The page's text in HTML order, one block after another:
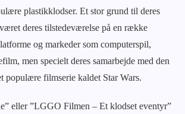
plastikklodser. Et stor grund til deres
deres tilstedeværelse på en række
og markeder som computerspil,
men specielt deres samarbejde med den
populære filmserie kaldet Star Wars.
eller ”LGGO Filmen – Et klodset eventyr”